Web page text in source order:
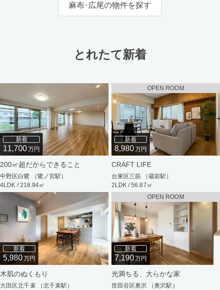
麻布･広尾の物件を探す
とれたて新着
新着
11,700万円
200㎡超だからできること
中野区白鷺 （鷺ノ宮駅）
4LDK / 218.94㎡
OPEN ROOM
新着
8,980万円
CRAFT LIFE
台東区三筋 （蔵前駅）
2LDK / 56.87㎡
新着
5,980万円
木肌のぬくもり
大田区北千束 （北千束駅）
OPEN ROOM
新着
7,190万円
光満ちる、大らかな家
世田谷区奥沢 （奥沢駅）